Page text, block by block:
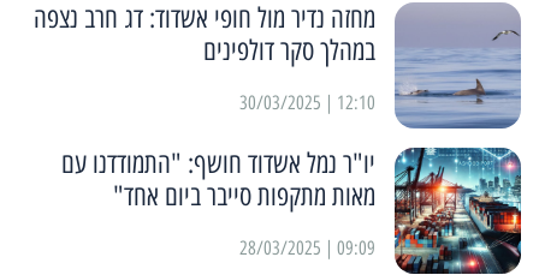
מחזה נדיר מול חופי אשדוד: דג חרב נצפה
במהלך סקר דולפינים
12:10 | 30/03/2025
יו"ר נמל אשדוד חושף: "התמודדנו עם
מאות מתקפות סייבר ביום אחד"
09:09 | 28/03/2025